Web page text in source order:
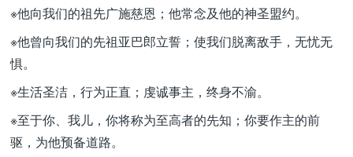
※他向我们的祖先广施慈恩；他常念及他的神圣盟约。
※他曾向我们的先祖亚巴郎立誓；使我们脱离敌手，无忧无
惧。
※生活圣洁，行为正直；虔诚事主，终身不渝。
※至于你、我儿，你将称为至高者的先知；你要作主的前
驱，为他预备道路。